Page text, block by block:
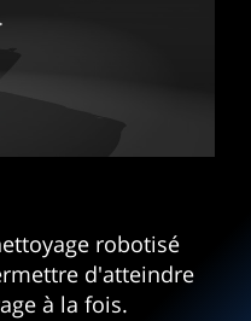
robotisé
d'atteindre
à la fois.